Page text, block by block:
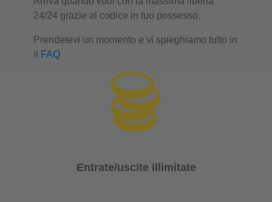
24/24 grazie al codice in tuo possesso.
Prendetevi un momento e vi spieghiamo tutto in
il
FAQ
Entrate/uscite illimitate